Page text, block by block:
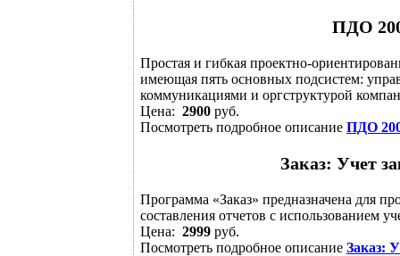
ПДО
Простая и гибкая проектно-
имеющая пять основных подсистем:
коммуникациями и оргструктурой
Цена: 2900 руб.
Посмотреть подробное описание ПДО
Заказ: Учет
Программа «Заказ» предназначена для
составления отчетов с использованием
Цена: 2999 руб.
Посмотреть подробное описание Заказ: